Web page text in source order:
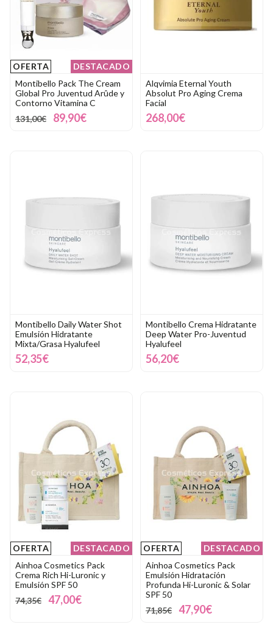
OFERTA
DESTACADO
Montibello Pack The Cream
Global Pro Juventud Arûde y
Contorno Vitamina C
131,00€
89,90€
Alqvimia Eternal Youth
Absolut Pro Aging Crema
Facial
268,00€
Montibello Daily Water Shot
Emulsión Hidratante
Mixta/Grasa Hyalufeel
52,35€
Montibello Crema Hidratante
Deep Water Pro-Juventud
Hyalufeel
56,20€
OFERTA
DESTACADO
Ainhoa Cosmetics Pack
Crema Rich Hi-Luronic y
Emulsión SPF 50
74,35€
47,00€
OFERTA
DESTACADO
Ainhoa Cosmetics Pack
Emulsión Hidratación
Profunda Hi-Luronic & Solar
SPF 50
71,85€
47,90€